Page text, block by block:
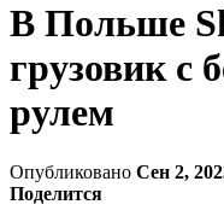
В Польше
грузовик с
рулем
Опубликовано Сен 2,
Поделится